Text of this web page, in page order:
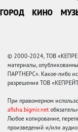
ГОРОД КИНО
© 2000-2024, ТОВ
материалы,
ПАРТНЕРС». Какое-либо
разрешения ТОВ
При правомерном
afisha.bigmir.net
Любое копирование,
произведений и/или